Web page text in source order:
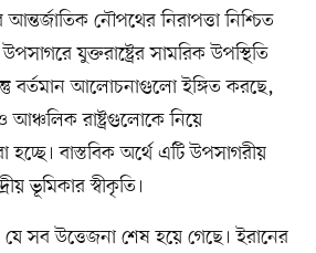
নৌপথের নিরাপত্তা নিশ্চিত
যুক্তরাষ্ট্রের সামরিক উপস্থিতি
বর্তমান আলোচনাগুলো ইঙ্গিত করছে,
আঞ্চলিক রাষ্ট্রগুলোকে নিয়ে
হচ্ছে। বাস্তবিক অর্থে এটি উপসাগরীয়
ভূমিকার স্বীকৃতি।
সব উত্তেজনা শেষ হয়ে গেছে। ইরানের